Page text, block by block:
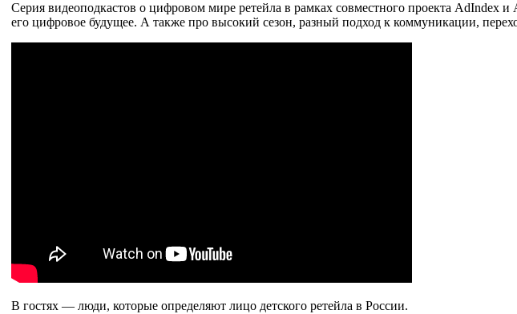
Серия видеоподкастов о цифровом мире ретейла в рамках совместного проекта
его цифровое будущее. А также про высокий сезон, разный подход к коммуникации,
В гостях — люди, которые определяют лицо детского ретейла в России.